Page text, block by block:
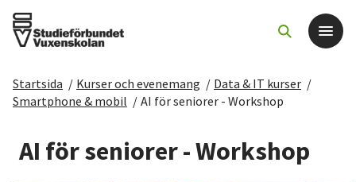
Det här gör vi
För dig som
Startsida / Kurser och evenemang / Data & IT kurser /
Smartphone & mobil / AI för seniorer - Workshop
AI för seniorer - Workshop